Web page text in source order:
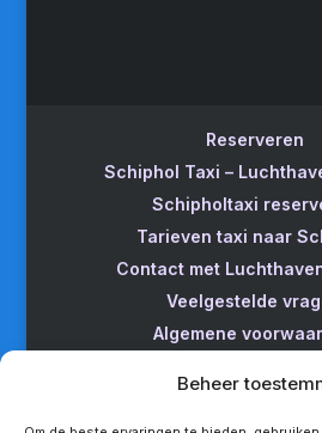
Beheer
Reserveren
Schiphol Taxi –
Schipholtaxi
Tarieven taxi naar
Contact met
Veelgestelde
Algemene